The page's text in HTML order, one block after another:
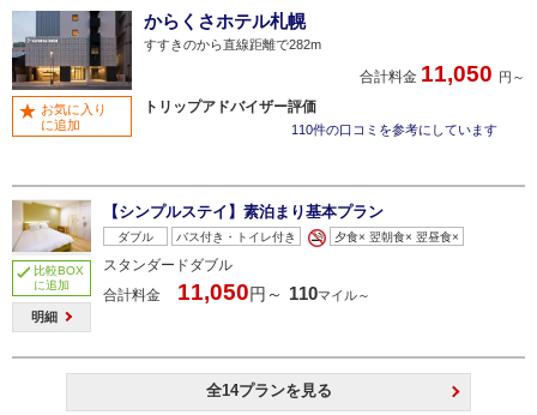
からくさホテル札幌
すすきのから直線距離で282m
合計料金 11,050 円～
トリップアドバイザー評価
110件の口コミを参考にしています
お気に入り
に追加
比較BOX
に追加
明細
【シンプルステイ】素泊まり基本プラン
ダブル バス付き・トイレ付き 夕食× 翌朝食× 翌昼食×
スタンダードダブル
合計料金
11,050円～ 110マイル～
全14プランを見る